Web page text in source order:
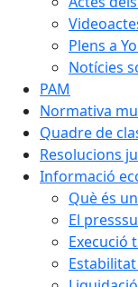
Plens a
Notícies
PAM
Normativa
Quadre de
Resolucions
Informació
Què és
El
Execució